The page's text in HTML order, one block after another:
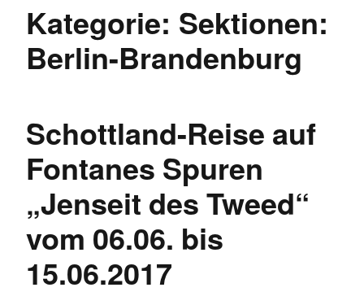
Kategorie: Sektionen:
Berlin-Brandenburg
Schottland-Reise auf
Fontanes Spuren
„Jenseit des Tweed“
vom 06.06. bis
15.06.2017